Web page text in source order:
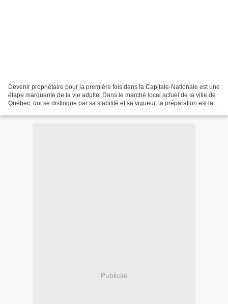
Devenir propriétaire pour la première fois dans la Capitale-Nationale est une
étape marquante de la vie adulte. Dans le marché local actuel de la ville de
Québec, qui se distingue par sa stabilité et sa vigueur, la préparation est la
Publicité